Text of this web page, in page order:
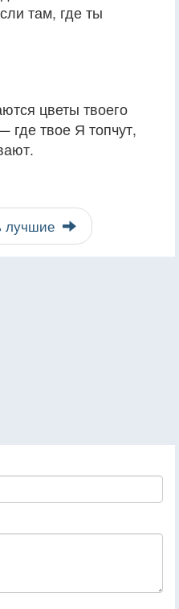
там, где ты
цветы твоего
где твое Я топчут,
лучшие